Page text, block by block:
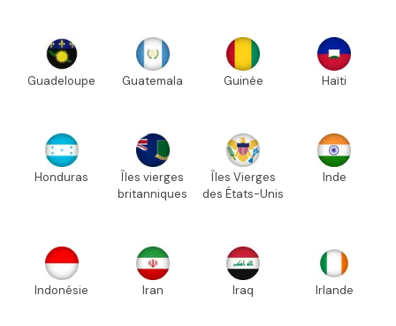
Guadeloupe Guatemala Guinée Haïti
Honduras
Îles vierges
britanniques
Îles Vierges
des États-Unis
Inde
Indonésie Iran Iraq Irlande